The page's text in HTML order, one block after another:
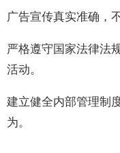
广告宣传真实准确，
严格遵守国家法律法
活动。
建立健全内部管理制
为。